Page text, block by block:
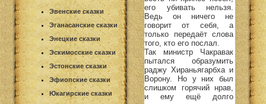
Эвенские сказки
Эганасанские сказки
Энецкие сказки
Эскимосские сказки
Эстонские сказки
Эфиопские сказки
Юкагирские сказки
его убивать нельзя.
Ведь он ничего не
говорит от себя, а
только передаёт слова
того, кто его послал.
Так министр Чакравак
пытался образумить
раджу Хираньягарбха и
Ворону. Но у них был
слишком горячий нрав,
и ему ещё долго